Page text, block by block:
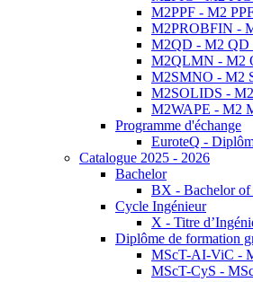
M2PPF - M2
M2PROBFIN -
M2QD - M2 QD
M2QLMN - M2
M2SMNO - M2
M2SOLIDS - M2
M2WAPE - M2
Programme d'échange
EuroteQ -
Catalogue 2025 - 2026
Bachelor
BX - Bachelor of
Cycle Ingénieur
X - Titre
Diplôme de formation
MScT-AI-ViC -
MScT-CyS -